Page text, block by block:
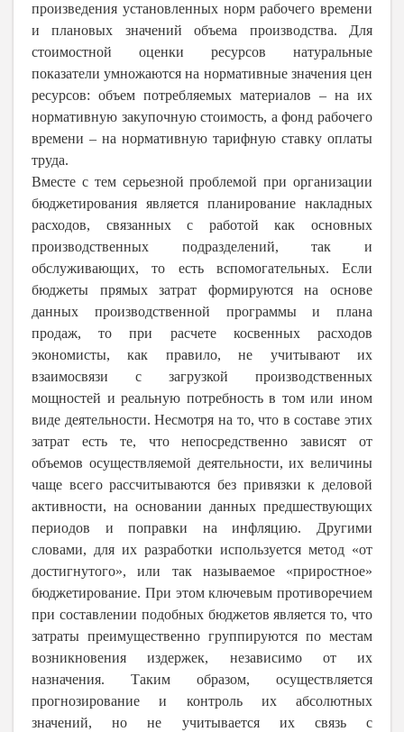
произведения установленных норм рабочего времени
и плановых значений объема производства. Для
стоимостной оценки ресурсов натуральные
показатели умножаются на нормативные значения цен
ресурсов: объем потребляемых материалов – на их
нормативную закупочную стоимость, а фонд рабочего
времени – на нормативную тарифную ставку оплаты
труда.
Вместе с тем серьезной проблемой при организации
бюджетирования является планирование накладных
расходов, связанных с работой как основных
производственных подразделений, так и
обслуживающих, то есть вспомогательных. Если
бюджеты прямых затрат формируются на основе
данных производственной программы и плана
продаж, то при расчете косвенных расходов
экономисты, как правило, не учитывают их
взаимосвязи с загрузкой производственных
мощностей и реальную потребность в том или ином
виде деятельности. Несмотря на то, что в составе этих
затрат есть те, что непосредственно зависят от
объемов осуществляемой деятельности, их величины
чаще всего рассчитываются без привязки к деловой
активности, на основании данных предшествующих
периодов и поправки на инфляцию. Другими
словами, для их разработки используется метод «от
достигнутого», или так называемое «приростное»
бюджетирование. При этом ключевым противоречием
при составлении подобных бюджетов является то, что
затраты преимущественно группируются по местам
возникновения издержек, независимо от их
назначения. Таким образом, осуществляется
прогнозирование и контроль их абсолютных
значений, но не учитывается их связь с